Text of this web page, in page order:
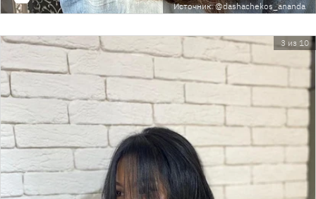
Источник: @dashachekos_ananda
3 из 10